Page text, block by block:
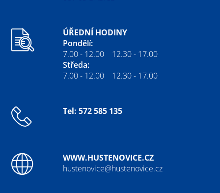
ÚŘEDNÍ HODINY
Pondělí:
7.00 - 12.00 12.30 - 17.00
Středa:
7.00 - 12.00 12.30 - 17.00
Tel: 572 585 135
WWW.HUSTENOVICE.CZ
hustenovice@hustenovice.cz